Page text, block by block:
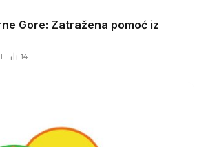
Gore: Zatražena pomoć iz
14